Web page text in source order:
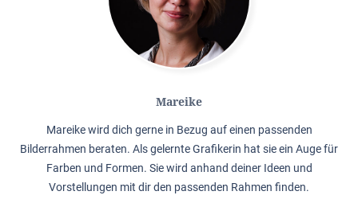
Mareike
Mareike wird dich gerne in Bezug auf einen passenden
Bilderrahmen beraten. Als gelernte Grafikerin hat sie ein Auge für
Farben und Formen. Sie wird anhand deiner Ideen und
Vorstellungen mit dir den passenden Rahmen finden.